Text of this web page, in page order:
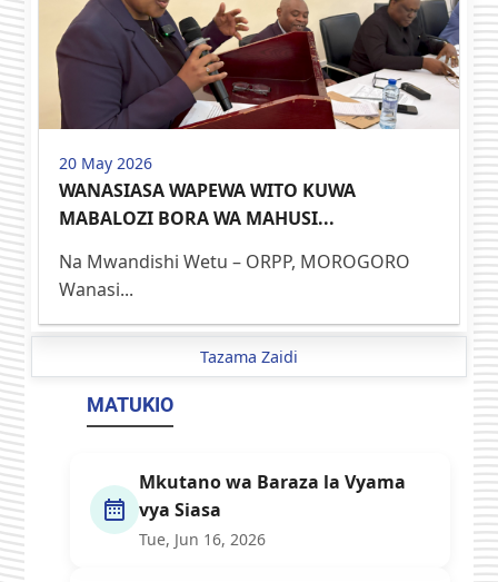
20 May 2026
WANASIASA WAPEWA WITO KUWA
MABALOZI BORA WA MAHUSI...
Na Mwandishi Wetu – ORPP, MOROGORO
Wanasi...
Tazama Zaidi
MATUKIO
Mkutano wa Baraza la Vyama
vya Siasa
Tue, Jun 16, 2026